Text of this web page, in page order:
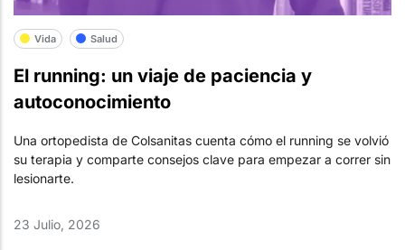
Vida Salud
El running: un viaje de paciencia y
autoconocimiento
Una ortopedista de Colsanitas cuenta cómo el running se volvió
su terapia y comparte consejos clave para empezar a correr sin
lesionarte.
23 Julio, 2026